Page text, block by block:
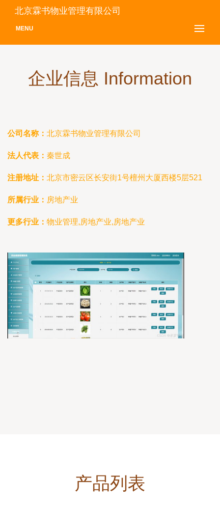
北京霖书物业管理有限公司
MENU
企业信息 Information
公司名称： 北京霖书物业管理有限公司
法人代表： 秦世成
注册地址： 北京市密云区长安街1号檀州大厦西楼5层521
所属行业： 房地产业
更多行业： 物业管理,房地产业,房地产业
产品列表